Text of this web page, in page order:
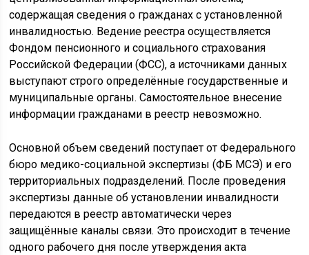
содержащая сведения о гражданах с установленной
инвалидностью. Ведение реестра осуществляется
Фондом пенсионного и социального страхования
Российской Федерации (ФСС), а источниками данных
выступают строго определённые государственные и
муниципальные органы. Самостоятельное внесение
информации гражданами в реестр невозможно.
Основной объем сведений поступает от Федерального
бюро медико-социальной экспертизы (ФБ МСЭ) и его
территориальных подразделений. После проведения
экспертизы данные об установлении инвалидности
передаются в реестр автоматически через
защищённые каналы связи. Это происходит в течение
одного рабочего дня после утверждения акта